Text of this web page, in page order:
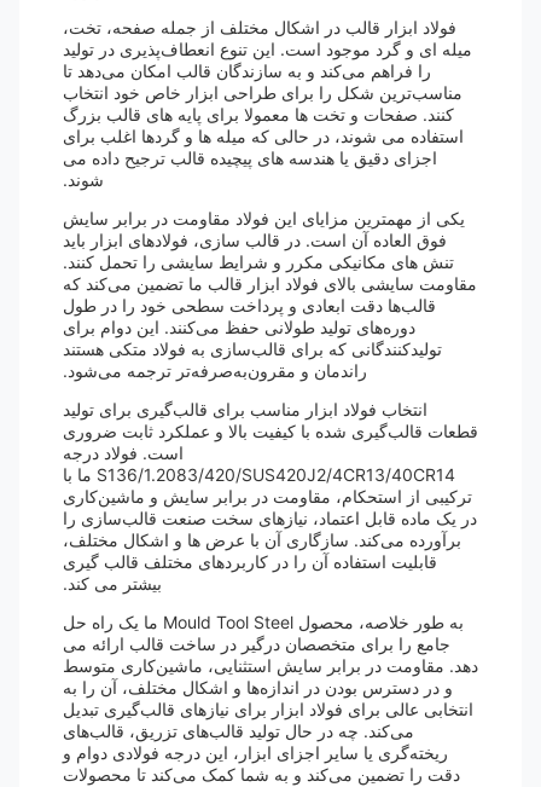
فولاد ابزار قالب در اشکال مختلف از جمله صفحه، تخت،
میله ای و گرد موجود است. این تنوع انعطاف‌پذیری در تولید
را فراهم می‌کند و به سازندگان قالب امکان می‌دهد تا
مناسب‌ترین شکل را برای طراحی ابزار خاص خود انتخاب
کنند. صفحات و تخت ها معمولا برای پایه های قالب بزرگ
استفاده می شوند، در حالی که میله ها و گردها اغلب برای
اجزای دقیق یا هندسه های پیچیده قالب ترجیح داده می
شوند.
یکی از مهمترین مزایای این فولاد مقاومت در برابر سایش
فوق العاده آن است. در قالب سازی، فولادهای ابزار باید
تنش های مکانیکی مکرر و شرایط سایشی را تحمل کنند.
مقاومت سایشی بالای فولاد ابزار قالب ما تضمین می‌کند که
قالب‌ها دقت ابعادی و پرداخت سطحی خود را در طول
دوره‌های تولید طولانی حفظ می‌کنند. این دوام برای
تولیدکنندگانی که برای قالب‌سازی به فولاد متکی هستند
راندمان و مقرون‌به‌صرفه‌تر ترجمه می‌شود.
انتخاب فولاد ابزار مناسب برای قالب‌گیری برای تولید
قطعات قالب‌گیری شده با کیفیت بالا و عملکرد ثابت ضروری
است. فولاد درجه
S136/1.2083/420/SUS420J2/4CR13/40CR14 ما با
ترکیبی از استحکام، مقاومت در برابر سایش و ماشین‌کاری
در یک ماده قابل اعتماد، نیازهای سخت صنعت قالب‌سازی را
برآورده می‌کند. سازگاری آن با عرض ها و اشکال مختلف،
قابلیت استفاده آن را در کاربردهای مختلف قالب گیری
بیشتر می کند.
به طور خلاصه، محصول Mould Tool Steel ما یک راه حل
جامع را برای متخصصان درگیر در ساخت قالب ارائه می
دهد. مقاومت در برابر سایش استثنایی، ماشین‌کاری متوسط
​​و در دسترس بودن در اندازه‌ها و اشکال مختلف، آن را به
انتخابی عالی برای فولاد ابزار برای نیازهای قالب‌گیری تبدیل
می‌کند. چه در حال تولید قالب‌های تزریق، قالب‌های
ریخته‌گری یا سایر اجزای ابزار، این درجه فولادی دوام و
دقت را تضمین می‌کند و به شما کمک می‌کند تا محصولات